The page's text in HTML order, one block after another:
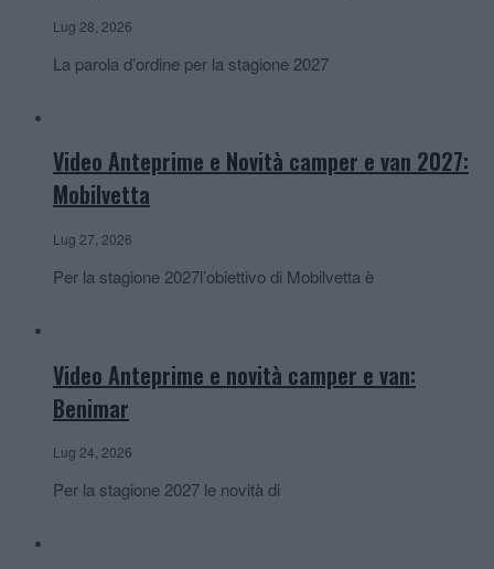
Lug 28, 2026
La parola d’ordine per la stagione 2027
Video Anteprime e Novità camper e van 2027:
Mobilvetta
Lug 27, 2026
Per la stagione 2027l’obiettivo di Mobilvetta è
Video Anteprime e novità camper e van:
Benimar
Lug 24, 2026
Per la stagione 2027 le novità di